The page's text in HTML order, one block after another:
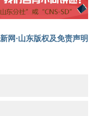
网·山东版权及免责声明